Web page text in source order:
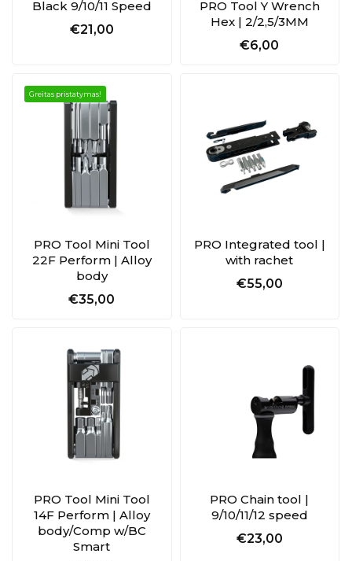
Black 9/10/11 Speed
€21,00
PRO Tool Y Wrench
Hex | 2/2,5/3MM
€6,00
Greitas pristatymas!
PRO Tool Mini Tool
22F Perform | Alloy
body
€35,00
PRO Integrated tool |
with rachet
€55,00
PRO Tool Mini Tool
14F Perform | Alloy
body/Comp w/BC
Smart
PRO Chain tool |
9/10/11/12 speed
€23,00